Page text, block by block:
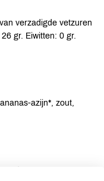
verzadigde vetzuren
gr. Eiwitten: 0 gr.
azijn*, zout,